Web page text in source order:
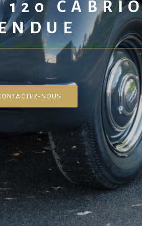
120
NOUS